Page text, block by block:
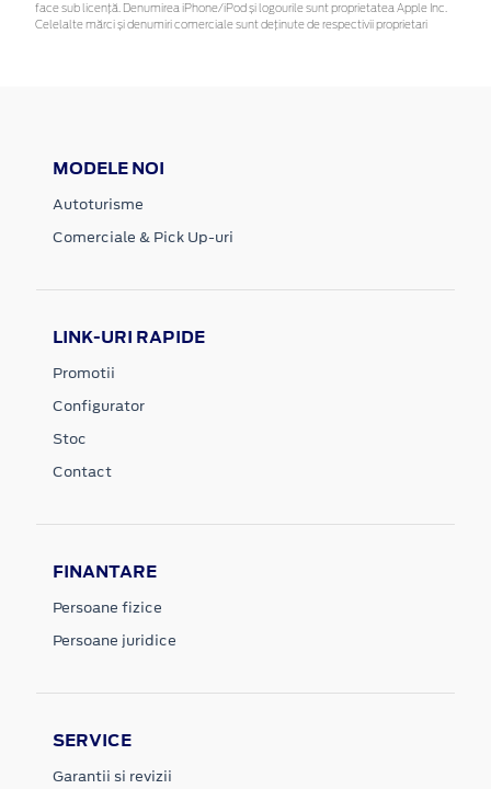
face sub licență. Denumirea iPhone/iPod și logourile sunt proprietatea Apple Inc.
Celelalte mărci și denumiri comerciale sunt deținute de respectivii proprietari
MODELE NOI
Autoturisme
Comerciale & Pick Up-uri
LINK-URI RAPIDE
Promotii
Configurator
Stoc
Contact
FINANTARE
Persoane fizice
Persoane juridice
SERVICE
Garantii si revizii